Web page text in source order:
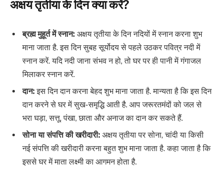
अक्षय तृतीया के दिन क्या करें?
ब्रह्म मुहूर्त में स्नान: अक्षय तृतीया के दिन नदियों में स्नान करना शुभ
माना जाता है. इस दिन सुबह सूर्योदय से पहले उठकर पवित्र नदी में
स्नान करें. यदि नदी जाना संभव न हो, तो घर पर ही पानी में गंगाजल
मिलाकर स्नान करें.
दान:इस दिन दान करना बेहद शुभ माना जाता है. मान्यता है कि इस दिन
दान करने से घर में सुख-समृद्धि आती है. आप जरूरतमंदों को जल से
भरा घड़ा, सत्तू, पंखा, छाता और अनाज का दान कर सकते हैं.
सोना या संपत्ति की खरीदारी: अक्षय तृतीया पर सोना, चांदी या किसी
नई संपत्ति की खरीदारी करना बहुत शुभ माना जाता है. कहा जाता है कि
इससे घर में माता लक्ष्मी का आगमन होता है.